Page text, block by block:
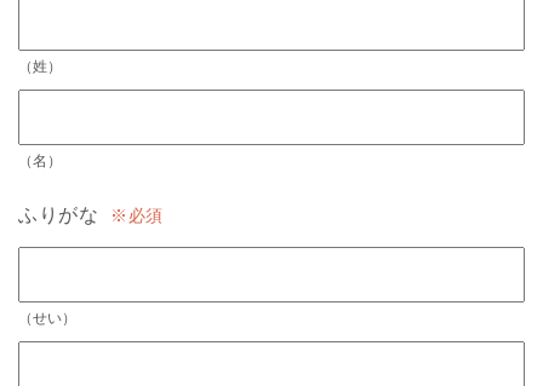
（姓）
（名）
ふりがな 必須
（せい）